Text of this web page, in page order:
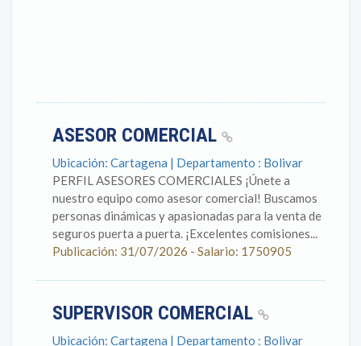
ASESOR COMERCIAL
Ubicación: Cartagena | Departamento : Bolivar
PERFIL ASESORES COMERCIALES ¡Únete a
nuestro equipo como asesor comercial! Buscamos
personas dinámicas y apasionadas para la venta de
seguros puerta a puerta. ¡Excelentes comisiones...
Publicación: 31/07/2026 - Salario: 1750905
SUPERVISOR COMERCIAL
Ubicación: Cartagena | Departamento : Bolivar